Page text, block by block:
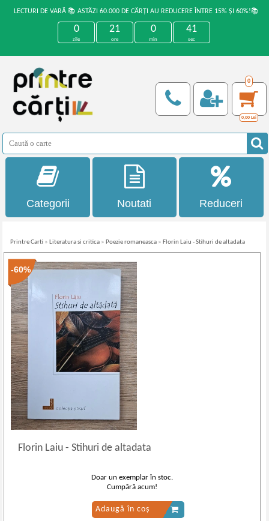
LECTURI DE VARĂ 📚 ASTĂZI 60.000 DE CĂRȚI AU REDUCERE ÎNTRE 15% ȘI 60%!📚
0
zile
21
ore
0
min
41
sec
0
0,00 Lei
Categorii Noutati Reduceri
Printre Carti » Literatura si critica » Poezie romaneasca » Florin Laiu - Stihuri de altadata
-60%
Florin Laiu- Stihuri de altadata
Doar un exemplar în stoc.
Cumpără acum!
Adaugă în coș